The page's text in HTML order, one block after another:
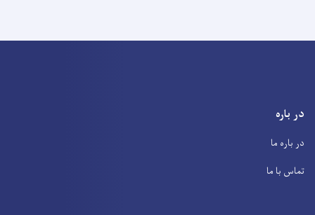
در باره
در باره ما
تماس با ما